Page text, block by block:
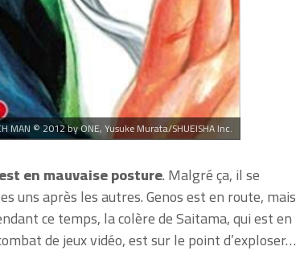
MAN © 2012 by ONE, Yusuke Murata/SHUEISHA Inc.
en mauvaise posture. Malgré ça, il se
uns après les autres. Genos est en route, mais
ce temps, la colère de Saitama, qui est en
de jeux vidéo, est sur le point d’exploser…